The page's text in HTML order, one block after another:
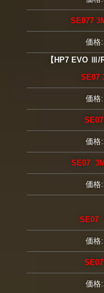
SE077
価格
【HP7 EVO Ⅲ/
SE07
価格
価格
SE07
価格
SE07
価格
価格